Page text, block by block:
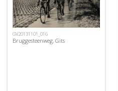
GV20131101_016
Bruggesteenweg, Gits